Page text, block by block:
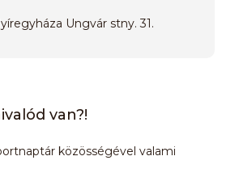
Ungvár stny. 31.
van?!
közösségével valami